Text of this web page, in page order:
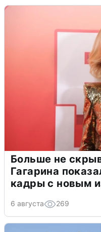
Больше не
Гагарина
кадры с новым
6 августа 269